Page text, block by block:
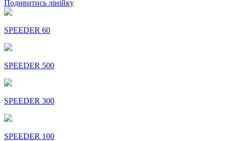
Подивитись лінійку
SPEEDER 60
SPEEDER 500
SPEEDER 300
SPEEDER 100